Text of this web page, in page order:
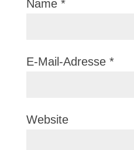
Name *
E-Mail-Adresse *
Website